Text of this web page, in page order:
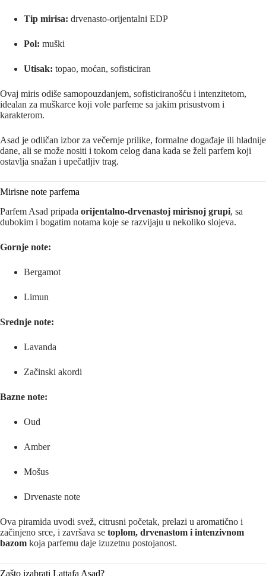
Tip mirisa: drvenasto-orijentalni EDP
Pol: muški
Utisak: topao, moćan, sofisticiran
Ovaj miris odiše samopouzdanjem, sofisticiranošću i intenzitetom,
idealan za muškarce koji vole parfeme sa jakim prisustvom i
karakterom.
Asad je odličan izbor za večernje prilike, formalne događaje ili hladnije
dane, ali se može nositi i tokom celog dana kada se želi parfem koji
ostavlja snažan i upečatljiv trag.
Mirisne note parfema
Parfem Asad pripada orijentalno-drvenastoj mirisnoj grupi, sa
dubokim i bogatim notama koje se razvijaju u nekoliko slojeva.
Gornje note:
Bergamot
Limun
Srednje note:
Lavanda
Začinski akordi
Bazne note:
Oud
Amber
Mošus
Drvenaste note
Ova piramida uvodi svež, citrusni početak, prelazi u aromatično i
začinjeno srce, i završava se toplom, drvenastom i intenzivnom
bazom koja parfemu daje izuzetnu postojanost.
Zašto izabrati Lattafa Asad?